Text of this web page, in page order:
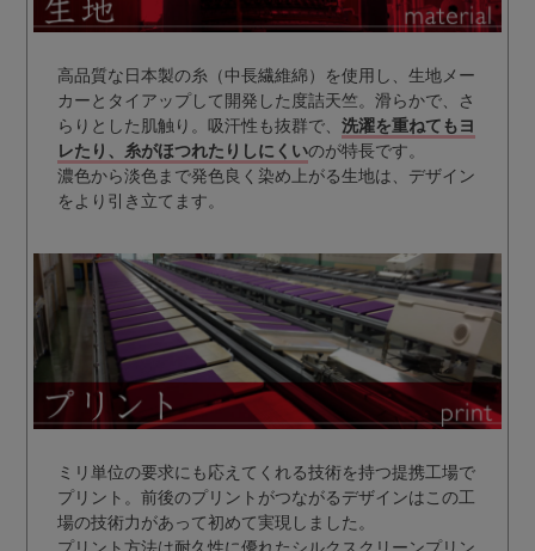
高品質な日本製の糸（中長繊維綿）を使用し、生地メー
カーとタイアップして開発した度詰天竺。滑らかで、さ
らりとした肌触り。吸汗性も抜群で、 洗濯を重ねてもヨ
レたり、糸がほつれたりしにくいのが特長です。
濃色から淡色まで発色良く染め上がる生地は、デザイン
をより引き立てます。
ミリ単位の要求にも応えてくれる技術を持つ提携工場で
プリント。前後のプリントがつながるデザインはこの工
場の技術力があって初めて実現しました。
プリント方法は耐久性に優れたシルクスクリーンプリン